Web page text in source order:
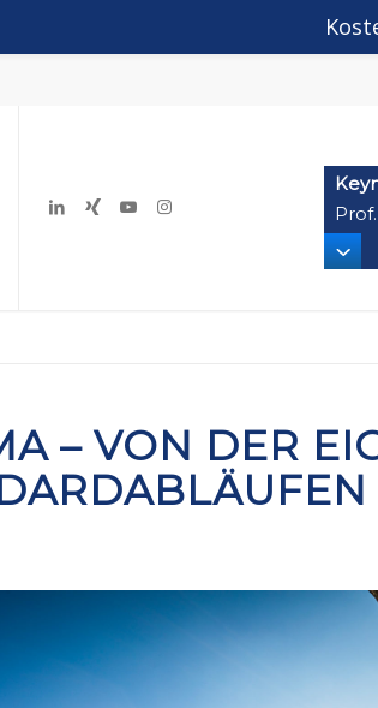
– VON DER